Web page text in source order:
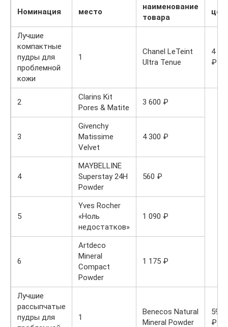
Номинация место
наименование
товара
Лучшие
компактные
пудры для
проблемной
кожи
1
Chanel LeTeint
Ultra Tenue
4
₽
2
Clarins Kit
Pores & Matite
3 600 ₽
3
Givenchy
Matissime
Velvet
4 300 ₽
4
MAYBELLINE
Superstay 24H
Powder
560 ₽
5
Yves Rocher
«Ноль
недостатков»
1 090 ₽
6
Artdeco
Mineral
Compact
Powder
1 175 ₽
Лучшие
рассыпчатые
пудры для
1
Benecos Natural
Mineral Powder
590
₽